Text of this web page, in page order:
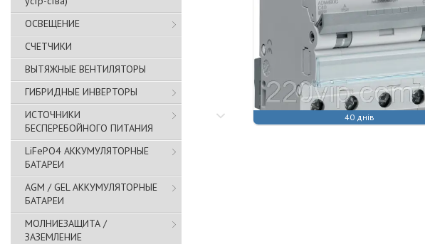
ОСВЕЩЕНИЕ
СЧЕТЧИКИ
ВЫТЯЖНЫЕ ВЕНТИЛЯТОРЫ
ГИБРИДНЫЕ ИНВЕРТОРЫ
ИСТОЧНИКИ
БЕСПЕРЕБОЙНОГО ПИТАНИЯ
LiFePO4 АККУМУЛЯТОРНЫЕ
БАТАРЕИ
AGM / GEL АККУМУЛЯТОРНЫЕ
БАТАРЕИ
МОЛНИЕЗАЩИТА /
ЗАЗЕМЛЕНИЕ
40 днів